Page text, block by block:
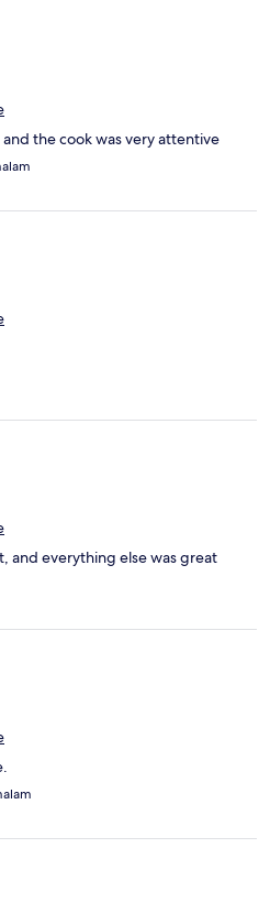
the cook was very attentive
and everything else was great